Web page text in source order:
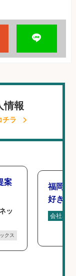
情報
チラ
案
ッ
クス
福岡/
好き歓
会社名